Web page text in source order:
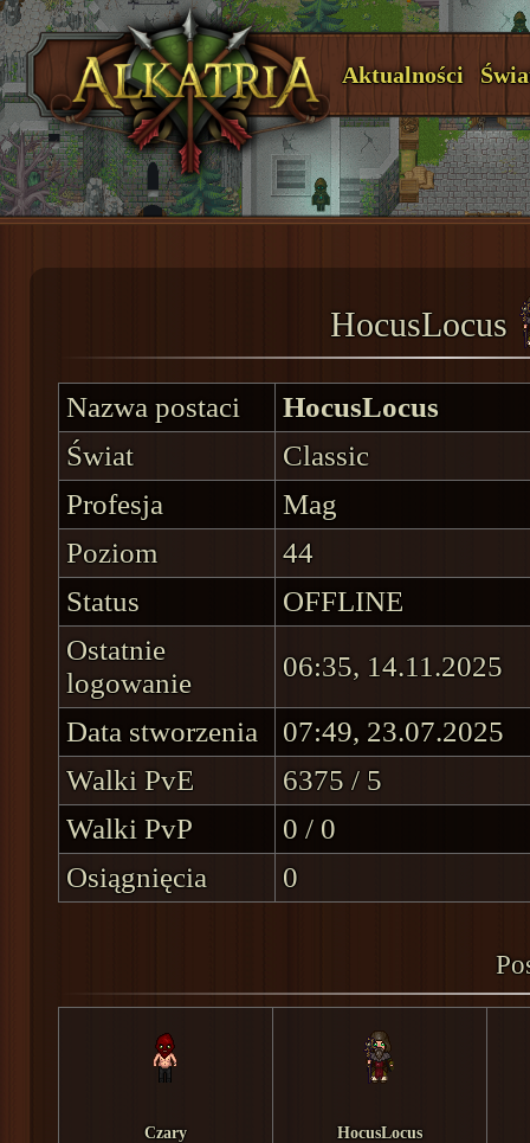
Aktualności
HocusLocus
Nazwa postaci
HocusLocus
Świat
Classic
Profesja
Mag
Poziom
44
Status
OFFLINE
Ostatnie
logowanie
06:35, 14.11.2025
Data stworzenia
07:49, 23.07.2025
Walki PvE
6375 / 5
Walki PvP
0 / 0
Osiągnięcia
0
Czary
HocusLocus